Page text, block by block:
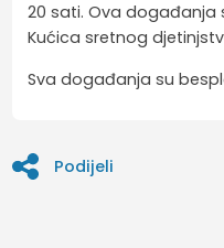
20 sati. Ova događanja
Kućica sretnog
Sva događanja su
Podijeli